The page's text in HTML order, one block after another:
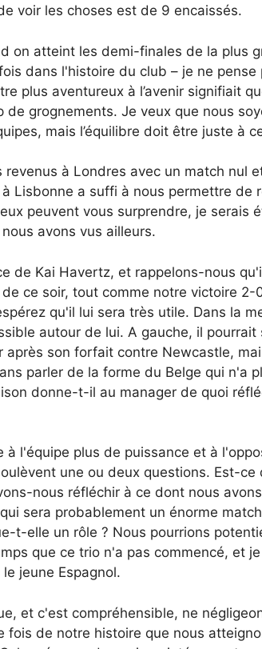
voir les choses est de 9 encaissés.
on atteint les demi-finales de la plus
dans l'histoire du club – je ne pense
plus aventureux à l’avenir signifiait
grognements. Je veux que nous
mais l’équilibre doit être juste à
à Londres avec un match nul
Lisbonne a suffi à nous permettre de
peuvent vous surprendre, je serais
avons vus ailleurs.
de Kai Havertz, et rappelons-nous
ce soir, tout comme notre victoire 2-
qu'il lui sera très utile. Dans la
autour de lui. A gauche, il pourrait
son forfait contre Newcastle,
parler de la forme du Belge qui n'a
donne-t-il au manager de quoi
l'équipe plus de puissance et à
une ou deux questions. Est-ce
nous réfléchir à ce dont nous
sera probablement un énorme
t-elle un rôle ? Nous pourrions
que ce trio n'a pas commencé, et
jeune Espagnol.
et c'est compréhensible, ne
fois de notre histoire que nous